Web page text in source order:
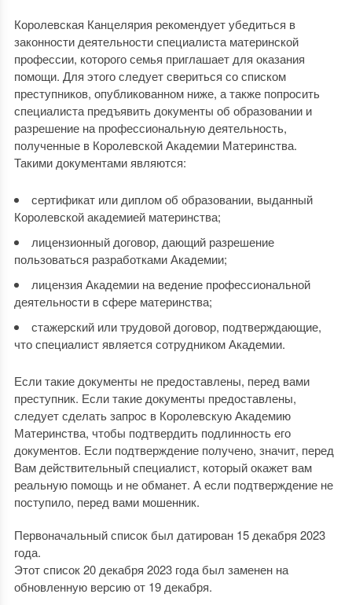
Королевская Канцелярия рекомендует убедиться в
законности деятельности специалиста материнской
профессии, которого семья приглашает для оказания
помощи. Для этого следует свериться со списком
преступников, опубликованном ниже, а также попросить
специалиста предъявить документы об образовании и
разрешение на профессиональную деятельность,
полученные в Королевской Академии Материнства.
Такими документами являются:
сертификат или диплом об образовании, выданный
Королевской академией материнства;
лицензионный договор, дающий разрешение
пользоваться разработками Академии;
лицензия Академии на ведение профессиональной
деятельности в сфере материнства;
стажерский или трудовой договор, подтверждающие,
что специалист является сотрудником Академии.
Если такие документы не предоставлены, перед вами
преступник. Если такие документы предоставлены,
следует сделать запрос в Королевскую Академию
Материнства, чтобы подтвердить подлинность его
документов. Если подтверждение получено, значит, перед
Вам действительный специалист, который окажет вам
реальную помощь и не обманет. А если подтверждение не
поступило, перед вами мошенник.
Первоначальный список был датирован 15 декабря 2023
года.
Этот список 20 декабря 2023 года был заменен на
обновленную версию от 19 декабря.